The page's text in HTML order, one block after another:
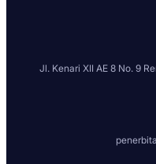
Jl. Kenari XII AE 8 No. 9